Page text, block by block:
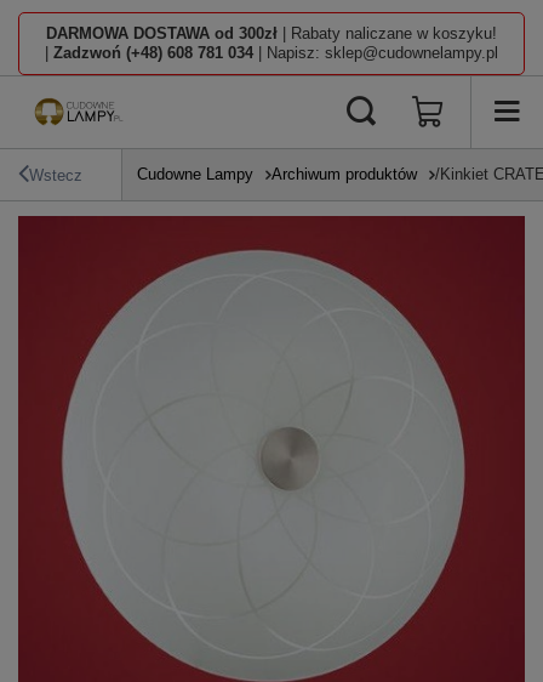
DARMOWA DOSTAWA od 300zł | Rabaty naliczane w koszyku!
Zadzwoń (+48) 608 781 034 | Napisz: sklep@cudownelampy.pl
Wstecz Cudowne Lampy Archiwum produktów /Kinkiet